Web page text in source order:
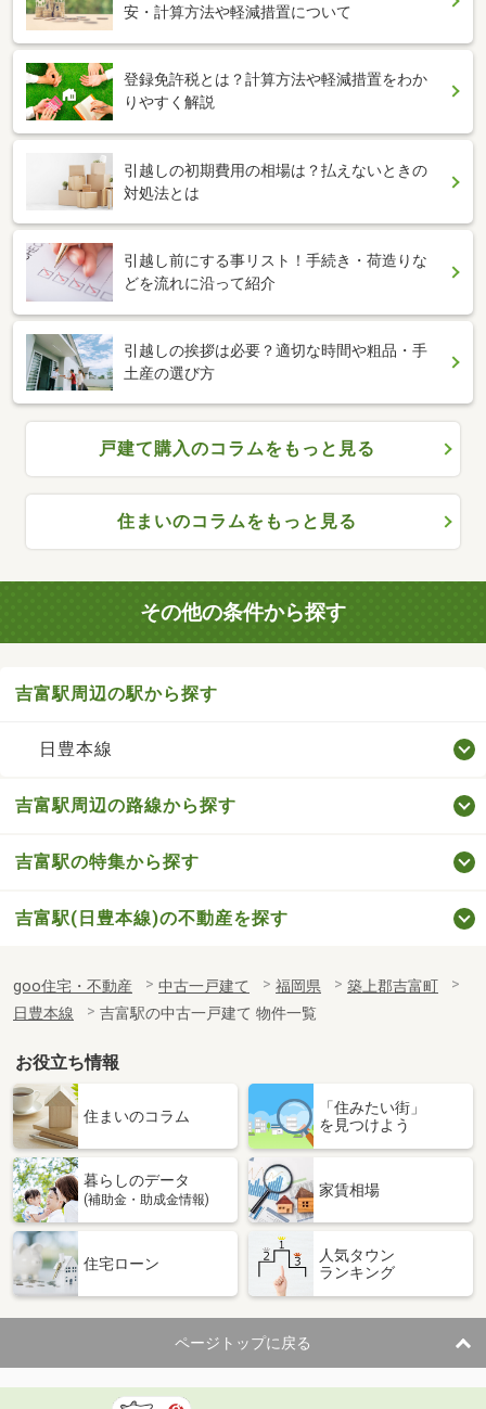
安・計算方法や軽減措置について
登録免許税とは？計算方法や軽減措置をわか
りやすく解説
引越しの初期費用の相場は？払えないときの
対処法とは
引越し前にする事リスト！手続き・荷造りな
どを流れに沿って紹介
引越しの挨拶は必要？適切な時間や粗品・手
土産の選び方
戸建て購入のコラムをもっと見る
住まいのコラムをもっと見る
その他の条件から探す
吉富駅周辺の駅から探す
日豊本線
吉富駅周辺の路線から探す
吉富駅の特集から探す
吉富駅(日豊本線)の不動産を探す
goo住宅・不動産 中古一戸建て 福岡県
築上郡吉富町
日豊本線
吉富駅の中古一戸建て 物件一覧
お役立ち情報
住まいのコラム
「住みたい街」
を見つけよう
暮らしのデータ
(補助金・助成金情報)
家賃相場
住宅ローン
人気タウン
ランキング
ページトップに戻る